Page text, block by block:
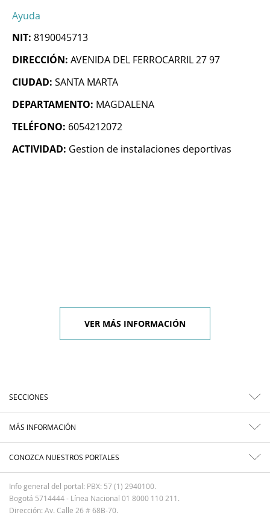
Ayuda
NIT: 8190045713
DIRECCIÓN: AVENIDA DEL FERROCARRIL 27 97
CIUDAD: SANTA MARTA
DEPARTAMENTO: MAGDALENA
TELÉFONO: 6054212072
ACTIVIDAD: Gestion de instalaciones deportivas
VER MÁS INFORMACIÓN
SECCIONES
MÁS INFORMACIÓN
CONOZCA NUESTROS PORTALES
Info general del portal: PBX: 57 (1) 2940100.
Bogotá 5714444 - Línea Nacional 01 8000 110 211.
Dirección: Av. Calle 26 # 68B-70.